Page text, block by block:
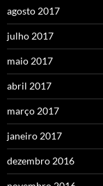
agosto 2017
julho 2017
maio 2017
abril 2017
março 2017
janeiro 2017
dezembro 2016